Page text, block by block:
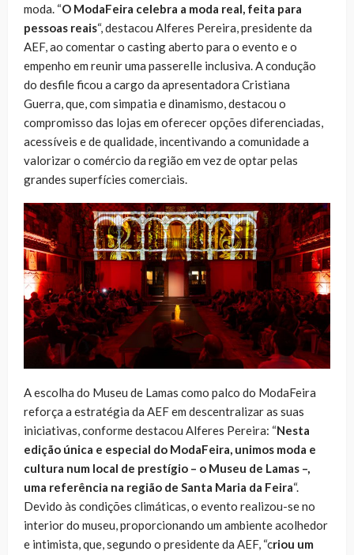
moda. “O ModaFeira celebra a moda real, feita para
pessoas reais“, destacou Alferes Pereira, presidente da
AEF, ao comentar o casting aberto para o evento e o
empenho em reunir uma passerelle inclusiva. A condução
do desfile ficou a cargo da apresentadora Cristiana
Guerra, que, com simpatia e dinamismo, destacou o
compromisso das lojas em oferecer opções diferenciadas,
acessíveis e de qualidade, incentivando a comunidade a
valorizar o comércio da região em vez de optar pelas
grandes superfícies comerciais.
A escolha do Museu de Lamas como palco do ModaFeira
reforça a estratégia da AEF em descentralizar as suas
iniciativas, conforme destacou Alferes Pereira: “Nesta
edição única e especial do ModaFeira, unimos moda e
cultura num local de prestígio – o Museu de Lamas –,
uma referência na região de Santa Maria da Feira“.
Devido às condições climáticas, o evento realizou-se no
interior do museu, proporcionando um ambiente acolhedor
e intimista, que, segundo o presidente da AEF, “criou um